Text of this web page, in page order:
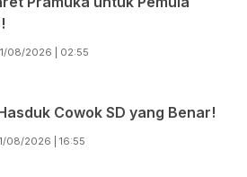
08/2026 | 02:55
Cowok SD yang Benar!
08/2026 | 16:55